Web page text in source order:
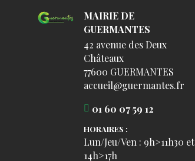
MAIRIE DE
GUERMANTES
42 avenue des Deux
Châteaux
77600 GUERMANTES
accueil@guermantes.fr
01 60 07 59 12
HORAIRES :
Lun/Jeu/Ven : 9h>11h30 et
14h>17h